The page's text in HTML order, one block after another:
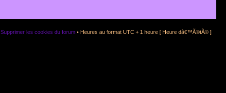
Supprimer les cookies du forum • Heures au format UTC + 1 heure [ Heure dâ€™Ã©tÃ© ]